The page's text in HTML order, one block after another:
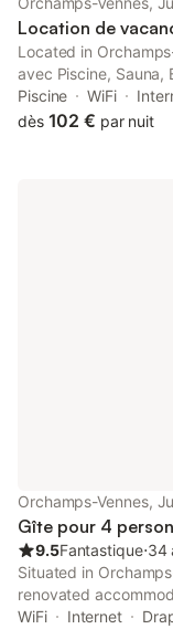
Location de
Located in
avec Piscine, Sauna,
accommodation with
property offers
Piscine WiFi
dès 102 € par nuit
Orchamps-Vennes,
Gîte pour 4
9.5Fantastique⋅34
Situated in
renovated
Clock Museum and
WiFi Internet